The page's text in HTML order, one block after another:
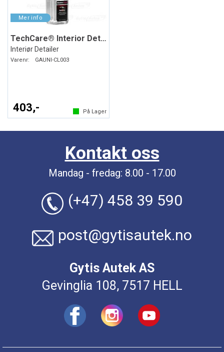
TechCare® Interior Detailer
Interiør Detailer
Varenr: GAUNI-CL003
403,- På Lager
Kontakt oss
Mandag - fredag: 8.00 - 17.00
(+47) 458 39 590
post@gytisautek.no
Gytis Autek AS
Gevinglia 108, 7517 HELL